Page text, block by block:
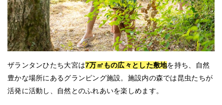
ザランタンひたち大宮は7万㎡もの広々とした敷地を持ち、自然
豊かな場所にあるグランピング施設。施設内の森では昆虫たちが
活発に活動し、自然とのふれあいを楽しめます。